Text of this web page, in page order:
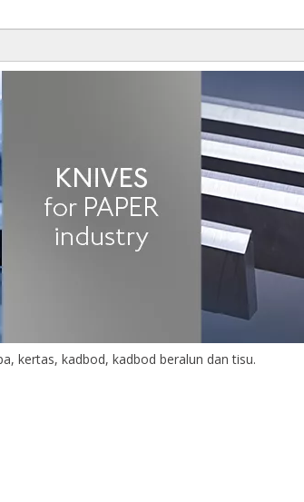
kertas, kadbod, kadbod beralun dan tisu.